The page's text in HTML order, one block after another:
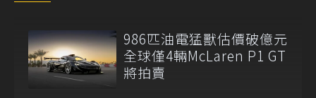
986匹油電猛獸估價破億元
全球僅4輛McLaren P1 GT
將拍賣